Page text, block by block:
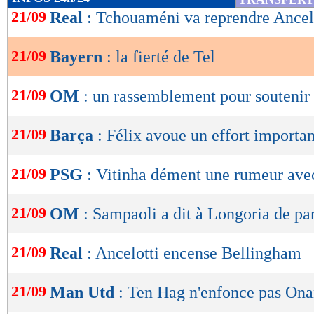
de
OK
21/09 Real : Tchouaméni va reprendre
21/09 Bayern : la fierté de Tel
21/09 OM : un rassemblement pour
21/09 Barça : Félix avoue un effort
21/09 PSG : Vitinha dément une rumeur
21/09 OM : Sampaoli a dit à Longoria de
21/09 Real : Ancelotti encense Bellingham
21/09 Man Utd : Ten Hag n'enfonce pas